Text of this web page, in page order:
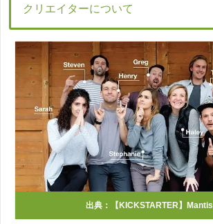
クリエイターについて
出典： 【KICKSTARTER】Mantis